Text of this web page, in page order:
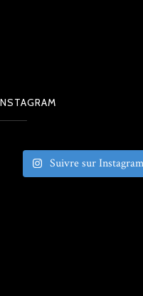
Suivre sur Instagram